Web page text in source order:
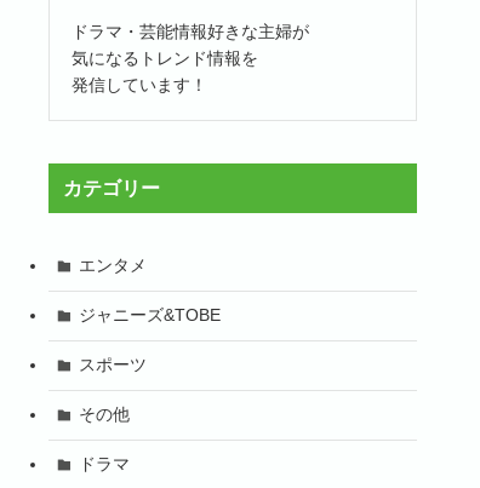
ドラマ・芸能情報好きな主婦が
気になるトレンド情報を
発信しています！
カテゴリー
エンタメ
ジャニーズ&TOBE
スポーツ
その他
ドラマ